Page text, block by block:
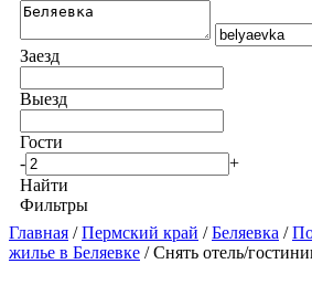
Заезд
Выезд
Гости
-
+
Найти
Фильтры
Главная /Пермский край /Беляевка /
жилье в Беляевке / Снять отель/